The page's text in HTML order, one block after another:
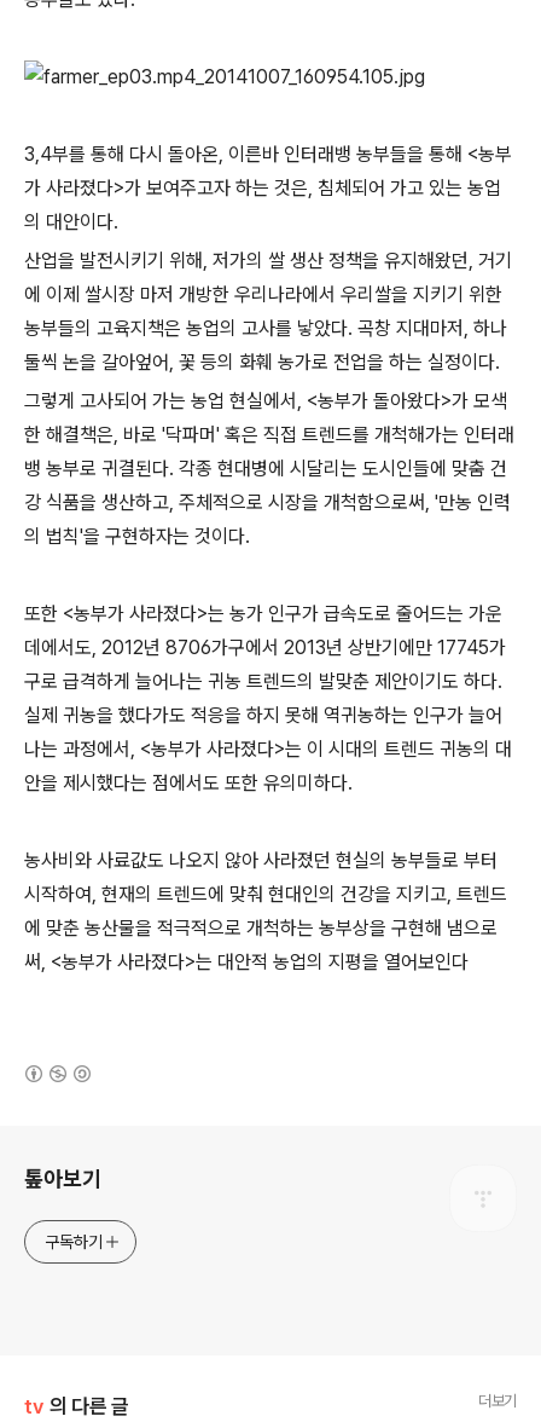
3,4부를 통해 다시 돌아온, 이른바 인터래뱅 농부들을 통해 <농부
가 사라졌다>가 보여주고자 하는 것은, 침체되어 가고 있는 농업
의 대안이다.
산업을 발전시키기 위해, 저가의 쌀 생산 정책을 유지해왔던, 거기
에 이제 쌀시장 마저 개방한 우리나라에서 우리쌀을 지키기 위한
농부들의 고육지책은 농업의 고사를 낳았다. 곡창 지대마저, 하나
둘씩 논을 갈아엎어, 꽃 등의 화훼 농가로 전업을 하는 실정이다.
그렇게 고사되어 가는 농업 현실에서, <농부가 돌아왔다>가 모색
한 해결책은, 바로 '닥파머' 혹은 직접 트렌드를 개척해가는 인터래
뱅 농부로 귀결된다. 각종 현대병에 시달리는 도시인들에 맞춤 건
강 식품을 생산하고, 주체적으로 시장을 개척함으로써, '만농 인력
의 법칙'을 구현하자는 것이다.
또한 <농부가 사라졌다>는 농가 인구가 급속도로 줄어드는 가운
데에서도, 2012년 8706가구에서 2013년 상반기에만 17745가
구로 급격하게 늘어나는 귀농 트렌드의 발맞춘 제안이기도 하다.
실제 귀농을 했다가도 적응을 하지 못해 역귀농하는 인구가 늘어
나는 과정에서, <농부가 사라졌다>는 이 시대의 트렌드 귀농의 대
안을 제시했다는 점에서도 또한 유의미하다.
농사비와 사료값도 나오지 않아 사라졌던 현실의 농부들로 부터
시작하여, 현재의 트렌드에 맞춰 현대인의 건강을 지키고, 트렌드
에 맞춘 농산물을 적극적으로 개척하는 농부상을 구현해 냄으로
써, <농부가 사라졌다>는 대안적 농업의 지평을 열어보인다
톺아보기
구독하기
tv 의 다른 글 더보기